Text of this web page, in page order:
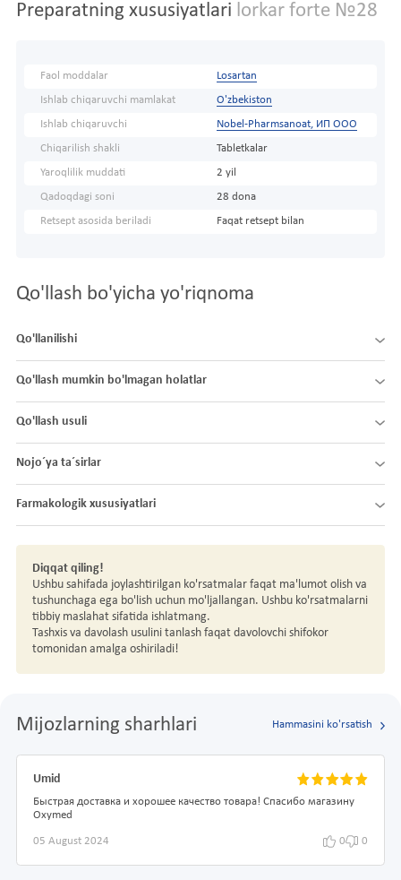
Preparatning xususiyatlari lorkar forte №28
Faol moddalar Losartan
Ishlab chiqaruvchi mamlakat O'zbekiston
Ishlab chiqaruvchi Nobel-Pharmsanoat, ИП ООО
Chiqarilish shakli Tabletkalar
Yaroqlilik muddati 2 yil
Qadoqdagi soni 28 dona
Retsept asosida beriladi Faqat retsept bilan
Qo'llash bo'yicha yo'riqnoma
Qo'llanilishi
Qo'llash mumkin bo'lmagan holatlar
Qo'llash usuli
Nojo´ya ta´sirlar
Farmakologik xususiyatlari
Diqqat qiling!
Ushbu sahifada joylashtirilgan ko'rsatmalar faqat ma'lumot olish va
tushunchaga ega bo'lish uchun mo'ljallangan. Ushbu ko'rsatmalarni
tibbiy maslahat sifatida ishlatmang.
Tashxis va davolash usulini tanlash faqat davolovchi shifokor
tomonidan amalga oshiriladi!
Mijozlarning sharhlari Hammasini ko'rsatish
Umid
Быстрая доставка и хорошее качество товара! Спасибо магазину
Oxymed
05 August 2024 0 0